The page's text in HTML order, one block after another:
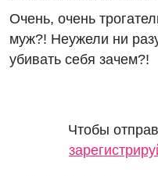
Очень, очень
муж?! Неужели ни
убивать себя зачем?!
Чтобы